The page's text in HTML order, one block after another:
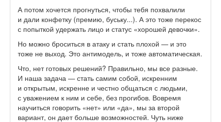
А потом хочется прогнуться, чтобы тебя похвалили
и дали конфетку (премию, буську...). А это тоже перекос
с попыткой удержать лицо и статус «хорошей девочки».
Но можно броситься в атаку и стать плохой — и это
тоже не выход. Это антимодель, и тоже автоматическая.
Что, нет готовых решений? Правильно, мы все разные.
И наша задача — стать самим собой, искренним
и открытым, искренне и честно общаться с людьми,
с уважением к ним и себе, без прогибов. Вовремя
научиться говорить «нет» или «да», мы за второй
вариант, он дает больше возможностей. Чуть ниже